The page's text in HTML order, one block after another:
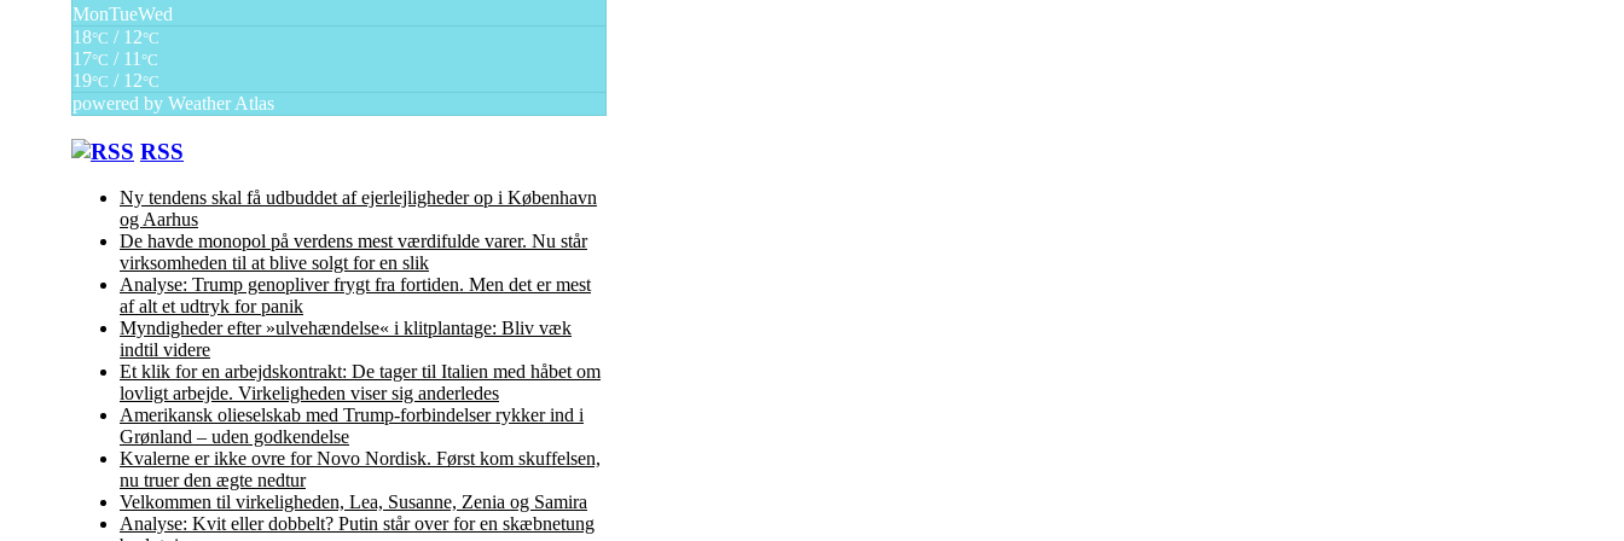
MonTueWed
18°C / 12°C
17°C / 11 °C
19°C / 12°C
powered by Weather Atlas
RSS
Ny tendens skal få udbuddet af ejerlejligheder op i København
og Aarhus
De havde monopol på verdens mest værdifulde varer. Nu står
virksomheden til at blive solgt for en slik
Analyse: Trump genopliver frygt fra fortiden. Men det er mest
af alt et udtryk for panik
Myndigheder efter »ulvehændelse« i klitplantage: Bliv væk
indtil videre
Et klik for en arbejdskontrakt: De tager til Italien med håbet om
lovligt arbejde. Virkeligheden viser sig anderledes
Amerikansk olieselskab med Trump-forbindelser rykker ind i
Grønland – uden godkendelse
Kvalerne er ikke ovre for Novo Nordisk. Først kom skuffelsen,
nu truer den ægte nedtur
Velkommen til virkeligheden, Lea, Susanne, Zenia og Samira
Analyse: Kvit eller dobbelt? Putin står over for en skæbnetung